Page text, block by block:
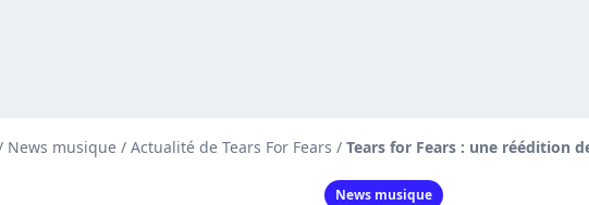
News musique / Actualité de Tears For Fears / Tears for Fears : une réédition
News musique